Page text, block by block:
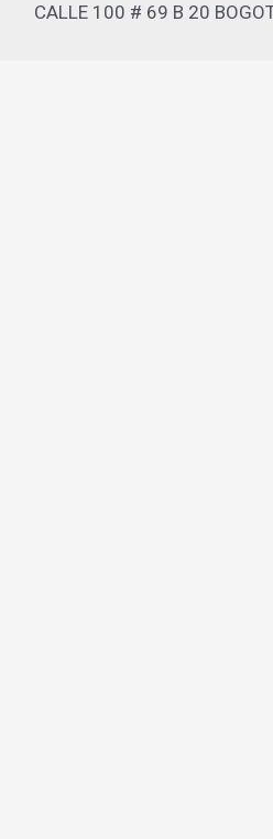
CALLE 100 # 69 B 20